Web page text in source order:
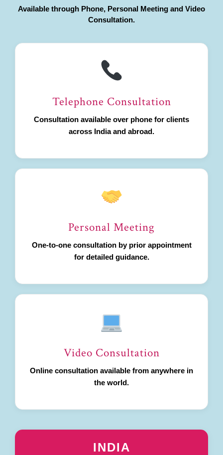
Available through Phone, Personal Meeting and Video
Consultation.
Telephone Consultation
Consultation available over phone for clients
across India and abroad.
Personal Meeting
One-to-one consultation by prior appointment
for detailed guidance.
Video Consultation
Online consultation available from anywhere in
the world.
INDIA